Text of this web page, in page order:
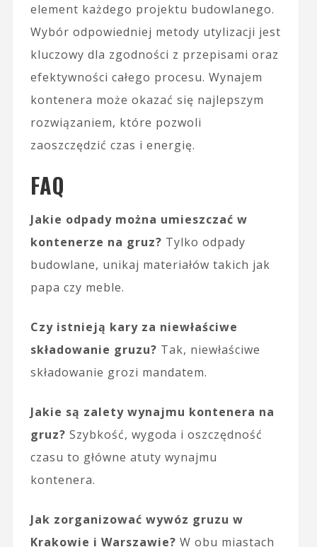
element każdego projektu budowlanego.
Wybór odpowiedniej metody utylizacji jest
kluczowy dla zgodności z przepisami oraz
efektywności całego procesu. Wynajem
kontenera może okazać się najlepszym
rozwiązaniem, które pozwoli
zaoszczędzić czas i energię.
FAQ
Jakie odpady można umieszczać w
kontenerze na gruz? Tylko odpady
budowlane, unikaj materiałów takich jak
papa czy meble.
Czy istnieją kary za niewłaściwe
składowanie gruzu? Tak, niewłaściwe
składowanie grozi mandatem.
Jakie są zalety wynajmu kontenera na
gruz? Szybkość, wygoda i oszczędność
czasu to główne atuty wynajmu
kontenera.
Jak zorganizować wywóz gruzu w
Krakowie i Warszawie? W obu miastach